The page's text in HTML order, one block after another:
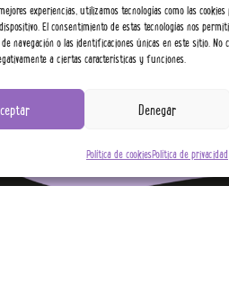
experiencias, utilizamos tecnologías como las
El consentimiento de estas tecnologías nos
navegación o las identificaciones únicas en este sitio.
a ciertas características y funciones.
Denegar
Política de cookiesPolítica de privacidad